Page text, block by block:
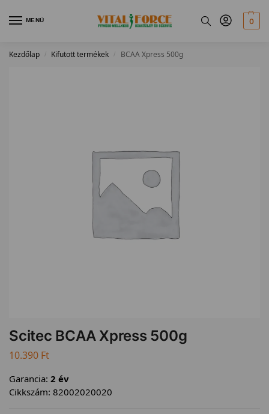
MENÜ 0
Kezdőlap / Kifutott termékek / BCAA Xpress 500g
Scitec BCAA Xpress 500g
10.390 Ft
Garancia: 2 év
Cikkszám: 82002020020